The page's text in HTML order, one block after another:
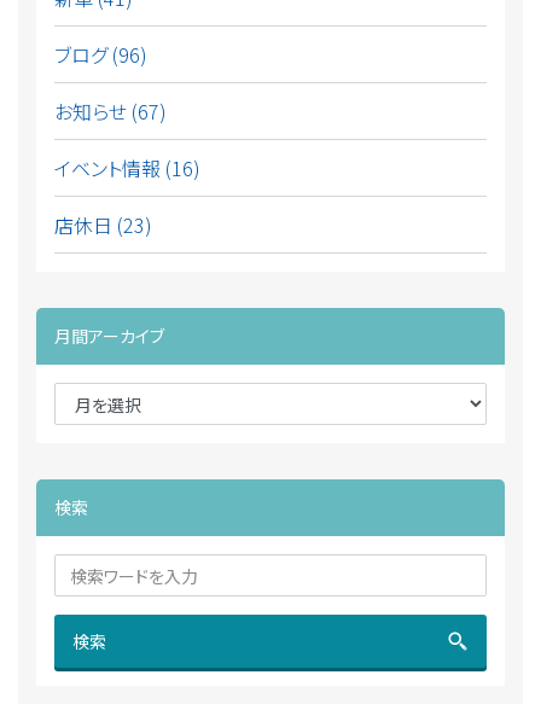
ブログ (96)
お知らせ (67)
イベント情報 (16)
店休日 (23)
月間アーカイブ
検索
検索